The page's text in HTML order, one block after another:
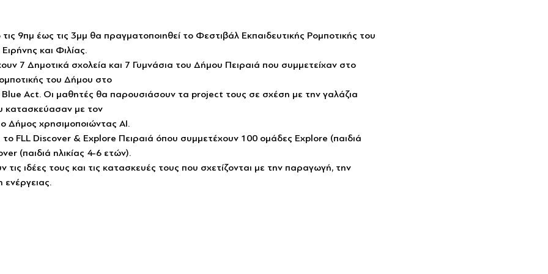
9πμ έως τις 3μμ θα πραγματοποιηθεί το Φεστιβάλ Εκπαιδευτικής Ρομποτικής του
και Φιλίας.
7 Δημοτικά σχολεία και 7 Γυμνάσια του Δήμου Πειραιά που συμμετείχαν στο
του Δήμου στο
Act. Οι μαθητές θα παρουσιάσουν τα project τους σε σχέση με την γαλάζια
κατασκεύασαν με τον
Δήμος χρησιμοποιώντας ΑΙ.
FLL Discover & Explore Πειραιά όπου συμμετέχουν 100 ομάδες Explore (παιδιά
(παιδιά ηλικίας 4-6 ετών).
ιδέες τους και τις κατασκευές τους που σχετίζονται με την παραγωγή, την